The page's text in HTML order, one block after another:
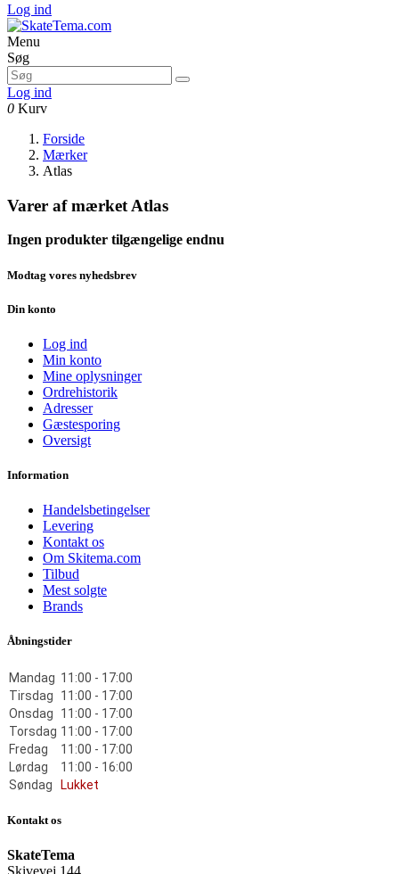
Log ind
Menu
Søg
Log ind
0 Kurv
Forside
Mærker
Atlas
Varer af mærket Atlas
Ingen produkter tilgængelige endnu
Modtag vores nyhedsbrev
Din konto
Log ind
Min konto
Mine oplysninger
Ordrehistorik
Adresser
Gæstesporing
Oversigt
Information
Handelsbetingelser
Levering
Kontakt os
Om Skitema.com
Tilbud
Mest solgte
Brands
Åbningstider
Mandag 11:00 - 17:00
Tirsdag
11:00 - 17:00
Onsdag
11:00 - 17:00
Torsdag 11:00 - 17:00
Fredag
11:00 - 17:00
Lørdag
11:00 - 16:00
Søndag
Lukket
Kontakt os
SkateTema
Skivevej 144,